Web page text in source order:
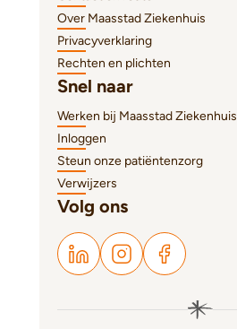
Over Maasstad Ziekenhuis
Privacyverklaring
Rechten en plichten
Snel naar
Werken bij Maasstad Ziekenhuis
Inloggen
Steun onze patiëntenzorg
Verwijzers
Volg ons